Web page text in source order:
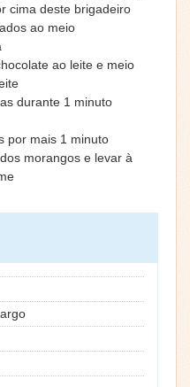
cima deste brigadeiro
ao meio
ao leite e meio
durante 1 minuto
por mais 1 minuto
morangos e levar à